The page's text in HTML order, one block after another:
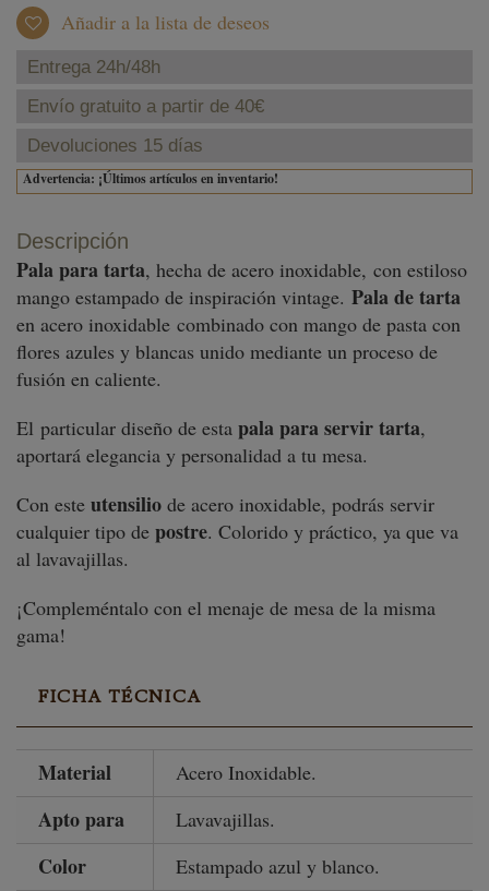
Añadir a la lista de deseos
Entrega 24h/48h
Envío gratuito a partir de 40€
Devoluciones 15 días
Advertencia: ¡Últimos artículos en inventario!
Descripción
Pala para tarta, hecha de acero inoxidable, con estiloso
mango estampado de inspiración vintage. Pala de tarta
en acero inoxidable combinado con mango de pasta con
flores azules y blancas unido mediante un proceso de
fusión en caliente.
El particular diseño de esta pala para servir tarta,
aportará elegancia y personalidad a tu mesa.
Con este utensilio de acero inoxidable, podrás servir
cualquier tipo de postre. Colorido y práctico, ya que va
al lavavajillas.
¡Compleméntalo con el menaje de mesa de la misma
gama!
FICHA TÉCNICA
Material Acero Inoxidable.
Apto para Lavavajillas.
Color Estampado azul y blanco.